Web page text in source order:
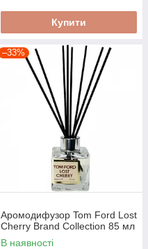
Купити
–33%
Аромодифузор Tom Ford Lost
Cherry Brand Collection 85 мл
В наявності